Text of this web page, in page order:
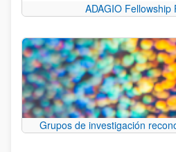
ADAGIO Fellowship
Grupos de investigación